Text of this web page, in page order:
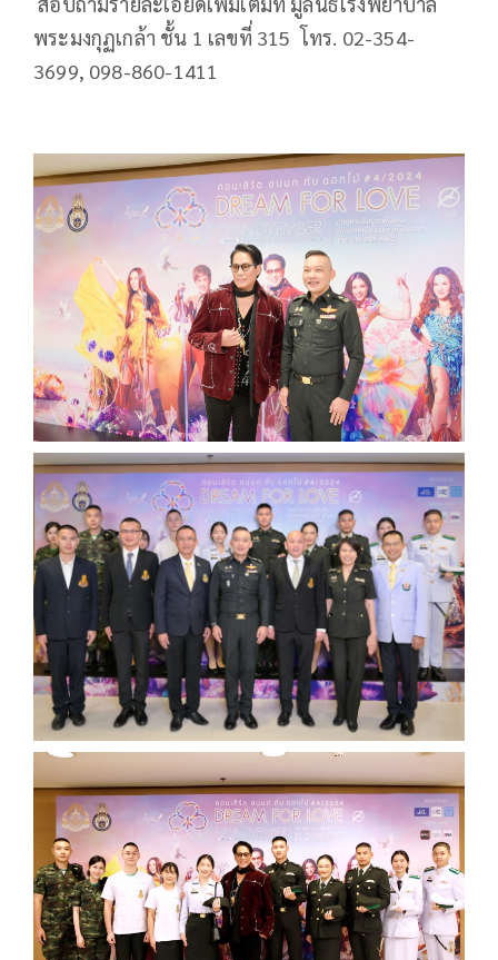
พระมงกุฏเกล้า ชั้น 1 เลขที่ 315 โทร. 02-354-
3699, 098-860-1411